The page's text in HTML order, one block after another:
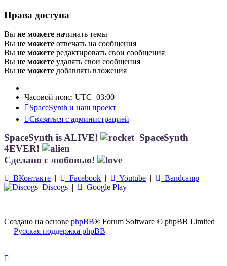
Права доступа
Вы не можете начинать темы
Вы не можете отвечать на сообщения
Вы не можете редактировать свои сообщения
Вы не можете удалять свои сообщения
Вы не можете добавлять вложения
Часовой пояс: UTC+03:00
SpaceSynth и наш проект
Связаться с администрацией
SpaceSynth is ALIVE!
SpaceSynth
4EVER!
Сделано с любовью!
ВКонтакте | Facebook | Youtube | Bandcamp |
Discogs | Google Play
Создано на основе phpBB® Forum Software © phpBB Limited
| Русская поддержка phpBB